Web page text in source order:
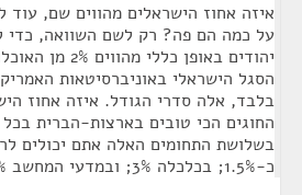
איזה אחוז הישראלים מהווים שם, עוד
על כמה הם פה? רק לשם השוואה, כדי
יהודים באופן
החוגים הכי טובים בארצות-הברית
בשלושת התחומים האלה אתם יכולים
כ-1.5%; בכלכלה 3%; ובמדעי המחשב 3.8%.